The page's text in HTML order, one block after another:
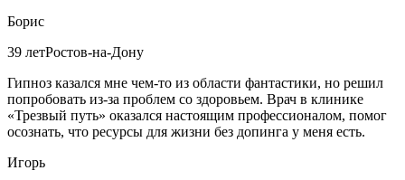
Борис
39 летРостов-на-Дону
Гипноз казался мне чем-то из области фантастики, но решил
попробовать из-за проблем со здоровьем. Врач в клинике
«Трезвый путь» оказался настоящим профессионалом, помог
осознать, что ресурсы для жизни без допинга у меня есть.
Игорь